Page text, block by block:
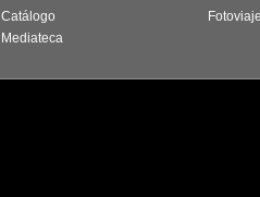
Catálogo
Mediateca